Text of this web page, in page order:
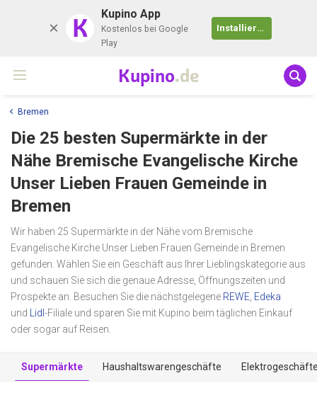
K Kupino App
Kostenlos bei Google
Play
Installieren
Kupino.de
Bremen
Die 25 besten Supermärkte in der
Nähe Bremische Evangelische Kirche
Unser Lieben Frauen Gemeinde in
Bremen
Wir haben 25 Supermärkte in der Nähe vom Bremische
Evangelische Kirche Unser Lieben Frauen Gemeinde in Bremen
gefunden. Wählen Sie ein Geschäft aus Ihrer Lieblingskategorie aus
und schauen Sie sich die genaue Adresse, Öffnungszeiten und
Prospekte an. Besuchen Sie die nächstgelegene REWE Edeka
und Lidl-Filiale und sparen Sie mit Kupino beim täglichen Einkauf
oder sogar auf Reisen.
Supermärkte Haushaltswarengeschäfte